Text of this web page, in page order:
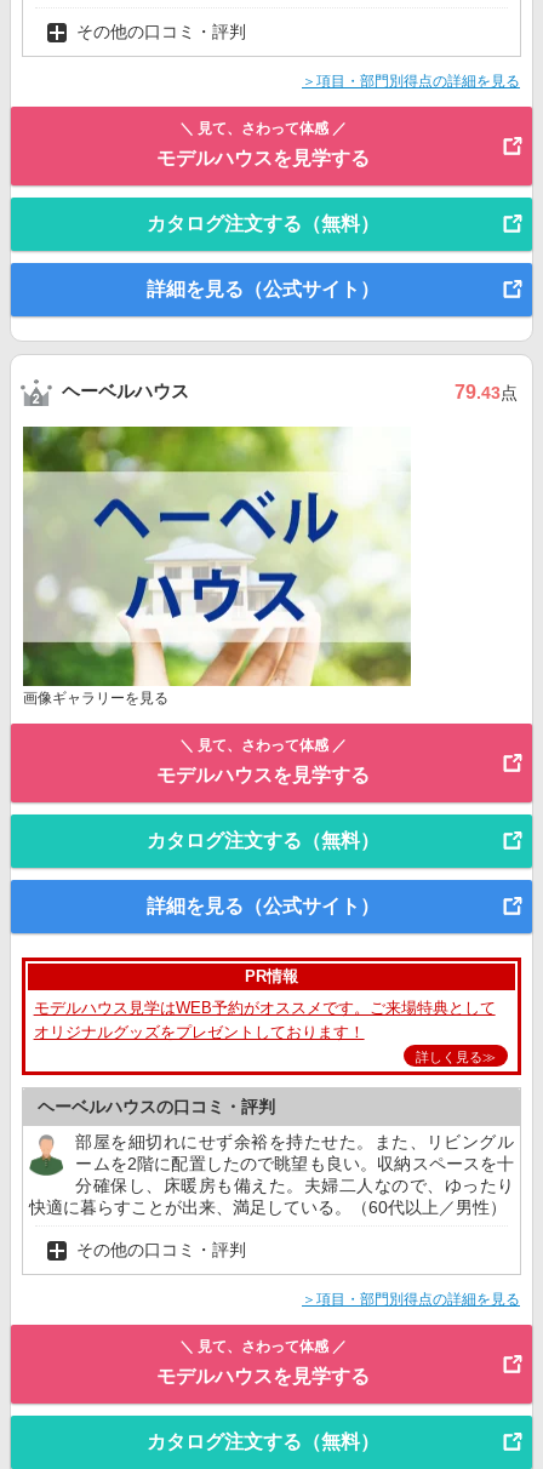
その他の口コミ・評判
＞項目・部門別得点の詳細を見る
＼ 見て、さわって体感 ／
モデルハウスを見学する
カタログ注文する（無料）
詳細を見る（公式サイト）
ヘーベルハウス 79.43点
画像ギャラリーを見る
＼ 見て、さわって体感 ／
モデルハウスを見学する
カタログ注文する（無料）
詳細を見る（公式サイト）
PR情報
モデルハウス見学はWEB予約がオススメです。ご来場特典として
オリジナルグッズをプレゼントしております！
詳しく見る≫
ヘーベルハウスの口コミ・評判
部屋を細切れにせず余裕を持たせた。また、リビングル
ームを2階に配置したので眺望も良い。収納スペースを十
分確保し、床暖房も備えた。夫婦二人なので、ゆったり
快適に暮らすことが出来、満足している。（60代以上／男性）
その他の口コミ・評判
＞項目・部門別得点の詳細を見る
＼ 見て、さわって体感 ／
モデルハウスを見学する
カタログ注文する（無料）